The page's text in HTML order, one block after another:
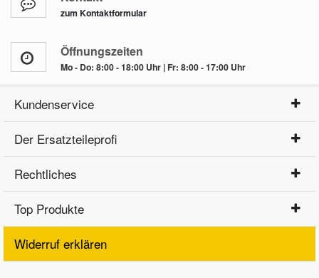
zum Kontaktformular
Öffnungszeiten
Mo - Do: 8:00 - 18:00 Uhr | Fr: 8:00 - 17:00 Uhr
Kundenservice
Der Ersatzteileprofi
Rechtliches
Top Produkte
Widerruf erklären